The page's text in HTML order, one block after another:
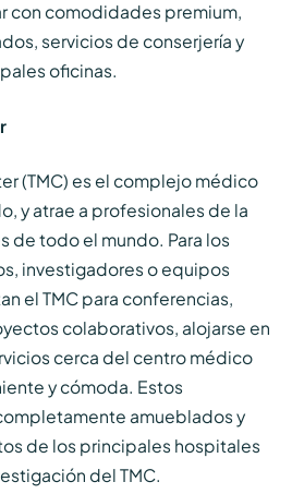
con comodidades premium,
servicios de conserjería y
oficinas.
(TMC) es el complejo médico
y atrae a profesionales de la
de todo el mundo. Para los
investigadores o equipos
el TMC para conferencias,
colaborativos, alojarse en
cerca del centro médico
y cómoda. Estos
amueblados y
de los principales hospitales
del TMC.